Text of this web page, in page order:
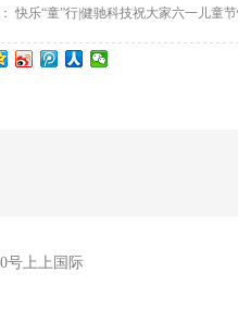
快乐“童”行|健驰科技祝大家六一儿童节
号上上国际